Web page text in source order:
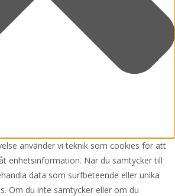
använder vi teknik som cookies för att
enhetsinformation. När du samtycker till
data som surfbeteende eller unika
Om du inte samtycker eller om du